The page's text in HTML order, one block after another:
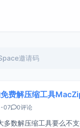
邀请码
07 0评论
多数解压缩工具要么不